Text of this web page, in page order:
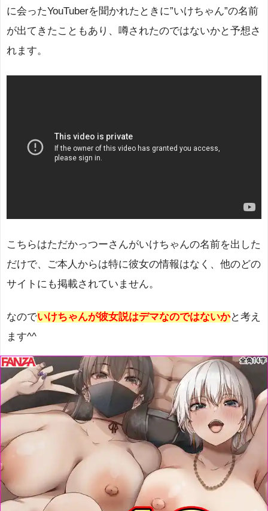
に会ったYouTuberを聞かれたときに”いけちゃん”の名前
が出てきたこともあり、噂されたのではないかと予想さ
れます。
こちらはただかっつーさんがいけちゃんの名前を出した
だけで、ご本人からは特に彼女の情報はなく、他のどの
サイトにも掲載されていません。
なのでいけちゃんが彼女説はデマなのではないかと考え
ます^^